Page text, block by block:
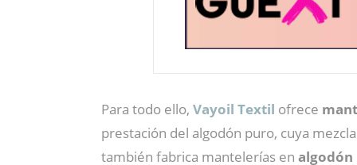
Para todo ello, Vayoil Textil ofrece
prestación del algodón puro, cuya
también fabrica mantelerías en algodón